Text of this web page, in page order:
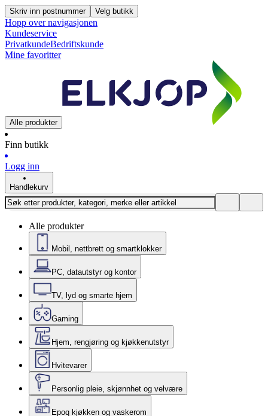
Skriv inn postnummer Velg butikk
Hopp over navigasjonen
Kundeservice
PrivatkundeBedriftskunde
Mine favoritter
Alle produkter
Finn butikk
Logg inn
Handlekurv
Alle produkter
Mobil, nettbrett og smartklokker
PC, datautstyr og kontor
TV, lyd og smarte hjem
Gaming
Hjem, rengjøring og kjøkkenutstyr
Hvitevarer
Personlig pleie, skjønnhet og velvære
Epoq kjøkken og vaskerom